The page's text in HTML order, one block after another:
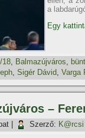
a
Egy
18, Balmazújváros,
, Sigér Dávid, Varga
–
Szerző: K@rcsi